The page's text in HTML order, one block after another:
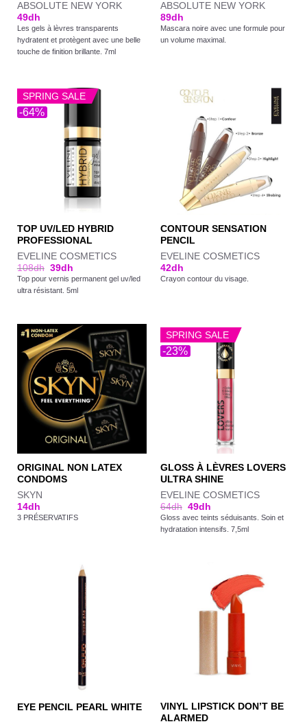
ABSOLUTE NEW YORK
49dh
Les gels à lèvres transparents
hydratent et protègent avec une belle
touche de finition brillante. 7ml
ABSOLUTE NEW YORK
89dh
Mascara noire avec une formule pour
un volume maximal.
-64%
SPRING SALE
TOP UV/LED HYBRID
PROFESSIONAL
EVELINE COSMETICS
108dh 39dh
Top pour vernis permanent gel uv/led
ultra résistant. 5ml
CONTOUR SENSATION
PENCIL
EVELINE COSMETICS
42dh
Crayon contour du visage.
ORIGINAL NON LATEX
CONDOMS
SKYN
14dh
3 PRÉSERVATIFS
-23%
SPRING SALE
GLOSS À LÈVRES LOVERS
ULTRA SHINE
EVELINE COSMETICS
64dh 49dh
Gloss avec teints séduisants. Soin et
hydratation intensifs. 7,5ml
EYE PENCIL PEARL WHITE
VINYL LIPSTICK DON’T BE
ALARMED